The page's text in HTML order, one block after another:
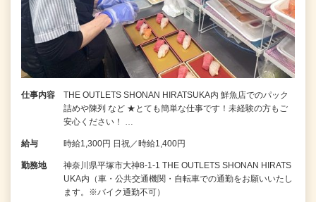
仕事内容
THE OUTLETS SHONAN HIRATSUKA内 鮮魚店でのパック
詰めや陳列 など ★とても簡単な仕事です！未経験の方もご
安心ください！ …
給与 時給1,300円 日祝／時給1,400円
勤務地
神奈川県平塚市大神8-1-1 THE OUTLETS SHONAN HIRATS
UKA内（車・公共交通機関・自転車での通勤をお願いいたし
ます。※バイク通勤不可）